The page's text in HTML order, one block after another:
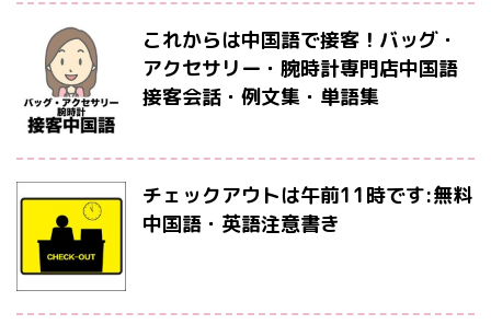
これからは中国語で接客！バッグ・
アクセサリー・腕時計専門店中国語
接客会話・例文集・単語集
チェックアウトは午前11時です:無料
中国語・英語注意書き